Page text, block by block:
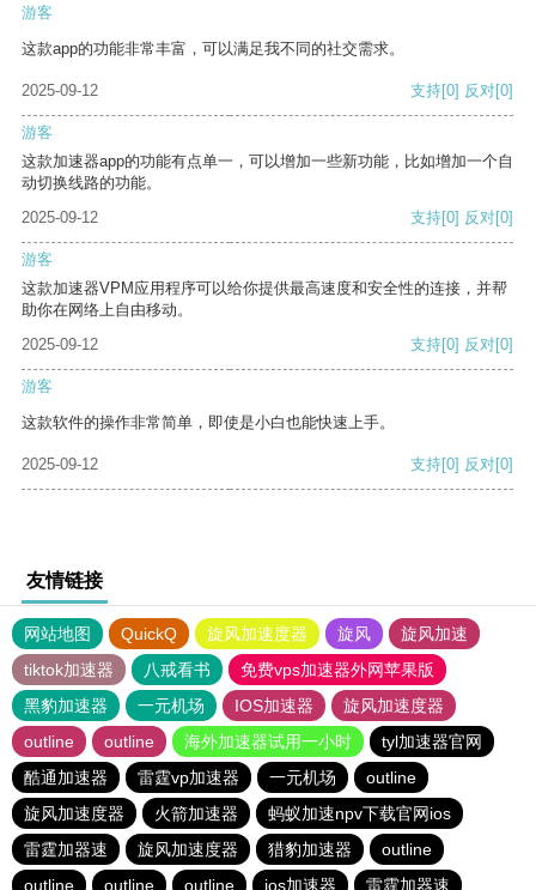
游客
这款app的功能非常丰富，可以满足我不同的社交需求。
2025-09-12 支持[0] 反对[0]
游客
这款加速器app的功能有点单一，可以增加一些新功能，比如增加一个自
动切换线路的功能。
2025-09-12
支持[0] 反对[0]
游客
这款加速器VPM应用程序可以给你提供最高速度和安全性的连接，并帮
助你在网络上自由移动。
2025-09-12
支持[0] 反对[0]
游客
这款软件的操作非常简单，即使是小白也能快速上手。
2025-09-12 支持[0] 反对[0]
友情链接
网站地图 QuickQ 旋风加速度器 旋风
旋风加速
tiktok加速器
八戒看书
免费vps加速器外网苹果版
黑豹加速器
一元机场 IOS加速器
旋风加速度器
outline
outline 海外加速器试用一小时
tyl加速器官网
酷通加速器
雷霆vp加速器 一元机场
outline
旋风加速度器
火箭加速器
蚂蚁加速npv下载官网ios
雷霆加器速
旋风加速度器 猎豹加速器
outline
outline
outline outline ios加速器 雷霆加器速